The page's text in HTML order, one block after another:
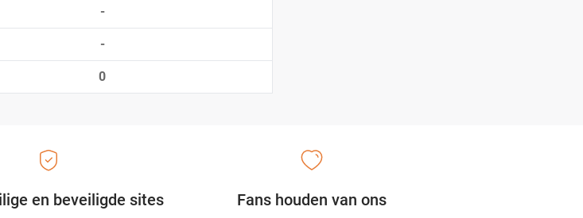
-
-
0
en beveiligde sites Fans houden van ons